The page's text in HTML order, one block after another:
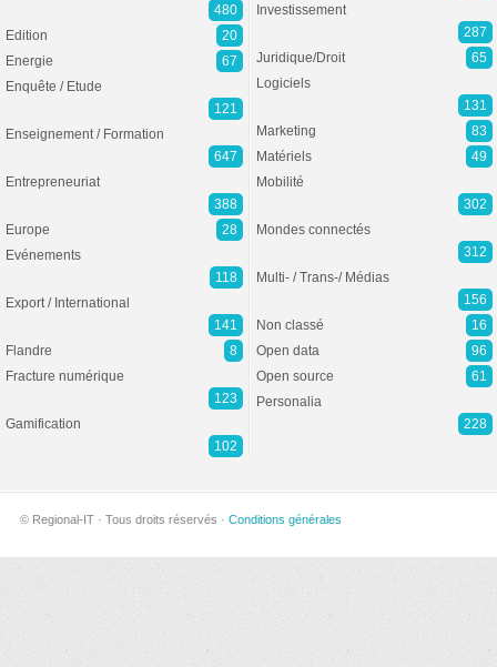
480
Edition
20
Energie
67
Enquête / Etude
121
Enseignement / Formation
647
Entrepreneuriat
388
Europe
28
Evénements
118
Export / International
141
Flandre
8
Fracture numérique
123
Gamification
102
Investissement
287
Juridique/Droit
65
Logiciels
131
Marketing
83
Matériels
49
Mobilité
302
Mondes connectés
312
Multi- / Trans-/ Médias
156
Non classé
16
Open data
96
Open source
61
Personalia
228
© Regional-IT · Tous droits réservés · Conditions générales